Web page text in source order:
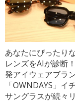
あなたにぴったり
レンズをAIが診断
発アイウェアブラ
「OWNDAYS」イ
サングラスが続々